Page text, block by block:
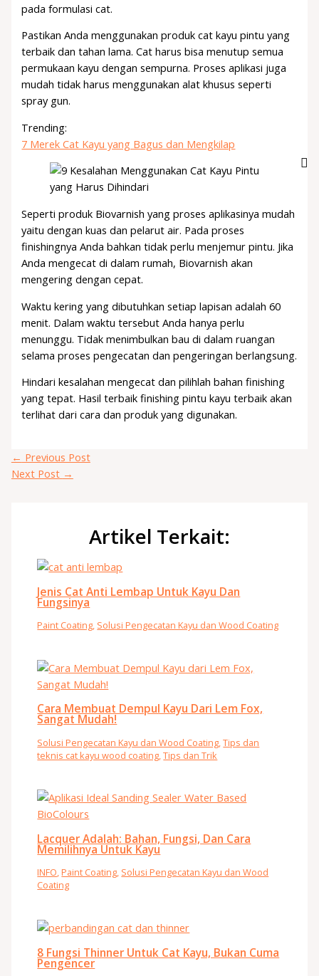
pada formulasi cat.
Pastikan Anda menggunakan produk cat kayu pintu yang
terbaik dan tahan lama. Cat harus bisa menutup semua
permukaan kayu dengan sempurna. Proses aplikasi juga
mudah tidak harus menggunakan alat khusus seperti
spray gun.
Trending:
7 Merek Cat Kayu yang Bagus dan Mengkilap
Seperti produk Biovarnish yang proses aplikasinya mudah
yaitu dengan kuas dan pelarut air. Pada proses
finishingnya Anda bahkan tidak perlu menjemur pintu. Jika
Anda mengecat di dalam rumah, Biovarnish akan
mengering dengan cepat.
Waktu kering yang dibutuhkan setiap lapisan adalah 60
menit. Dalam waktu tersebut Anda hanya perlu
menunggu. Tidak menimbulkan bau di dalam ruangan
selama proses pengecatan dan pengeringan berlangsung.
Hindari kesalahan mengecat dan pilihlah bahan finishing
yang tepat. Hasil terbaik finishing pintu kayu terbaik akan
terlihat dari cara dan produk yang digunakan.
← Previous Post
Next Post →
Artikel Terkait:
Jenis Cat Anti Lembap Untuk Kayu Dan
Fungsinya
Paint Coating, Solusi Pengecatan Kayu dan Wood Coating
Cara Membuat Dempul Kayu Dari Lem Fox,
Sangat Mudah!
Solusi Pengecatan Kayu dan Wood Coating,Tips dan
teknis cat kayu wood coating,Tips dan Trik
Lacquer Adalah: Bahan, Fungsi, Dan Cara
Memilihnya Untuk Kayu
INFO,Paint Coating, Solusi Pengecatan Kayu dan Wood
Coating
8 Fungsi Thinner Untuk Cat Kayu, Bukan Cuma
Pengencer